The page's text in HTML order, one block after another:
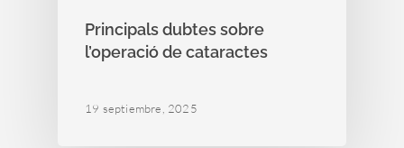
Principals dubtes sobre
l’operació de cataractes
19 septiembre, 2025